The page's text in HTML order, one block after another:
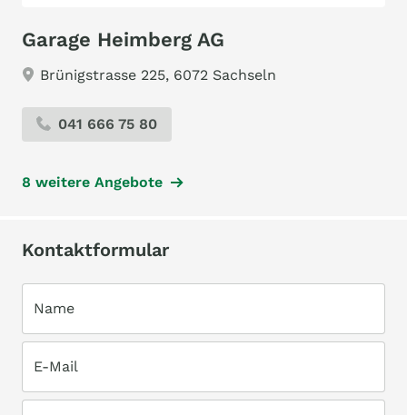
Garage Heimberg AG
Brünigstrasse 225, 6072 Sachseln
041 666 75 80
8 weitere Angebote
Kontaktformular
Name
E-Mail